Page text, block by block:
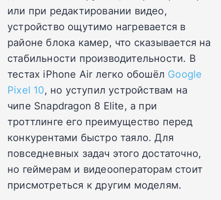
или при редактировании видео,
устройство ощутимо нагревается в
районе блока камер, что сказывается на
стабильности производительности. В
тестах iPhone Air легко обошёл Google
Pixel 10, но уступил устройствам на
чипе Snapdragon 8 Elite, а при
троттлинге его преимущество перед
конкурентами быстро таяло. Для
повседневных задач этого достаточно,
но геймерам и видеооператорам стоит
присмотреться к другим моделям.